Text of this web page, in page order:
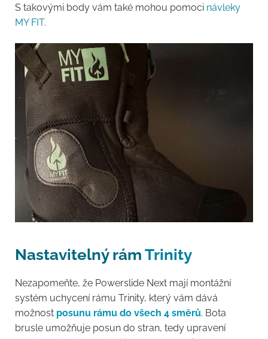
S takovými body vám také mohou pomoci návleky
MY FIT.
Nastavitelný rám Trinity
Nezapomeňte, že Powerslide Next mají montážní
systém uchycení rámu Trinity, který vám dává
možnost posunu rámu do všech 4 směrů. Bota
brusle umožňuje posun do stran, tedy upravení